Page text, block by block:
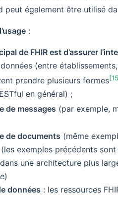
peut également être utilisé
:
de FHIR est d’assurer
données (entre
prendre plusieurs formes
en général) ;
de messages (par exemple,
de documents (même
exemples précédents sont
une architecture plus
)
données : les ressources